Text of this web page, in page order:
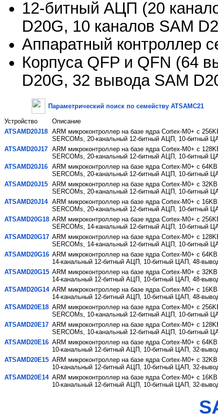
12-битный АЦП (20
D20G, 10 каналов SAM
Аппаратный контроллер
Корпуса QFP и QFN (64
D20G, 32 вывода SAM
Параметрический поиск по семейству ATSAMC21
Устройство
Описание
ATSAMD20J18 ARM микроконтроллер на базе ядра Cortex-M0+ с
SERCOMs, 20-канальный 12-битный АЦП, 10-битный
ATSAMD20J17 ARM микроконтроллер на базе ядра Cortex-M0+ с
SERCOMs, 20-канальный 12-битный АЦП, 10-битный
ATSAMD20J16 ARM микроконтроллер на базе ядра Cortex-M0+ с
SERCOMs, 20-канальный 12-битный АЦП, 10-битный
ATSAMD20J15 ARM микроконтроллер на базе ядра Cortex-M0+ с
SERCOMs, 20-канальный 12-битный АЦП, 10-битный
ATSAMD20J14 ARM микроконтроллер на базе ядра Cortex-M0+ с
SERCOMs, 20-канальный 12-битный АЦП, 10-битный
ATSAMD20G18 ARM микроконтроллер на базе ядра Cortex-M0+ с
SERCOMs, 14-канальный 12-битный АЦП, 10-битный
ATSAMD20G17 ARM микроконтроллер на базе ядра Cortex-M0+ с
SERCOMs, 14-канальный 12-битный АЦП, 10-битный
ATSAMD20G16 ARM микроконтроллер на базе ядра Cortex-M0+ с
14-канальный 12-битный АЦП, 10-битный ЦАП, 48-
ATSAMD20G15 ARM микроконтроллер на базе ядра Cortex-M0+ с
14-канальный 12-битный АЦП, 10-битный ЦАП, 48-
ATSAMD20G14 ARM микроконтроллер на базе ядра Cortex-M0+ с
14-канальный 12-битный АЦП, 10-битный ЦАП, 48-
ATSAMD20E18 ARM микроконтроллер на базе ядра Cortex-M0+ с
SERCOMs, 10-канальный 12-битный АЦП, 10-битный
ATSAMD20E17 ARM микроконтроллер на базе ядра Cortex-M0+ с
SERCOMs, 10-канальный 12-битный АЦП, 10-битный
ATSAMD20E16 ARM микроконтроллер на базе ядра Cortex-M0+ с
10-канальный 12-битный АЦП, 10-битный ЦАП, 32-
ATSAMD20E15 ARM микроконтроллер на базе ядра Cortex-M0+ с
10-канальный 12-битный АЦП, 10-битный ЦАП, 32-
ATSAMD20E14 ARM микроконтроллер на базе ядра Cortex-M0+ с
10-канальный 12-битный АЦП, 10-битный ЦАП, 32-